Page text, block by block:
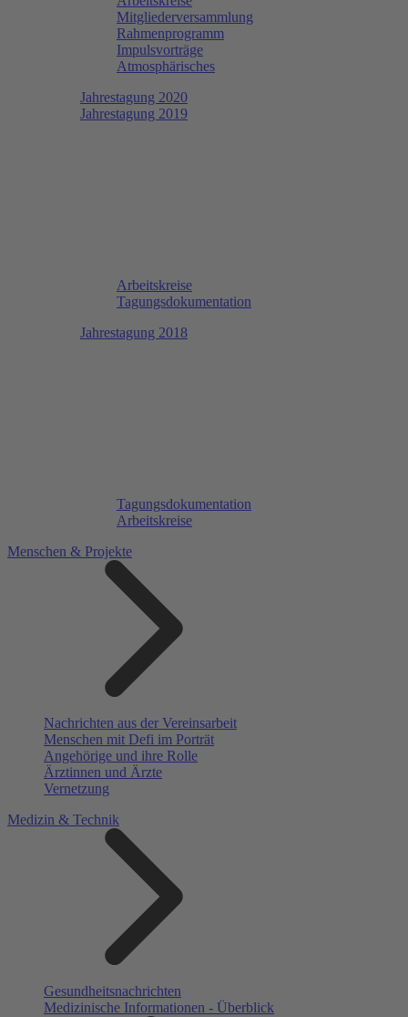
Mitgliederversammlung
Rahmenprogramm
Impulsvorträge
Atmosphärisches
Jahrestagung 2020
Jahrestagung 2019
Arbeitskreise
Tagungsdokumentation
Jahrestagung 2018
Tagungsdokumentation
Arbeitskreise
Menschen & Projekte
Nachrichten aus der Vereinsarbeit
Menschen mit Defi im Porträt
Angehörige und ihre Rolle
Ärztinnen und Ärzte
Vernetzung
Medizin & Technik
Gesundheitsnachrichten
Medizinische Informationen - Überblick